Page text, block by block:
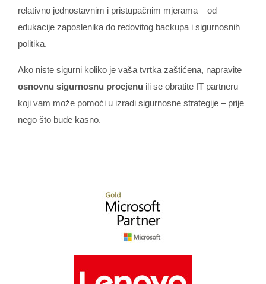
relativno jednostavnim i pristupačnim mjerama – od
edukacije zaposlenika do redovitog backupa i sigurnosnih
politika.
Ako niste sigurni koliko je vaša tvrtka zaštićena, napravite
osnovnu sigurnosnu procjenu ili se obratite IT partneru
koji vam može pomoći u izradi sigurnosne strategije – prije
nego što bude kasno.